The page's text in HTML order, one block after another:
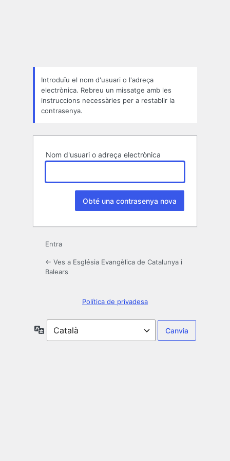
Introduïu el nom d'usuari o l'adreça
electrònica. Rebreu un missatge amb les
instruccions necessàries per a restablir la
contrasenya.
Nom d'usuari o adreça electrònica
Entra
← Ves a Església Evangèlica de Catalunya i
Balears
Política de privadesa
Idioma